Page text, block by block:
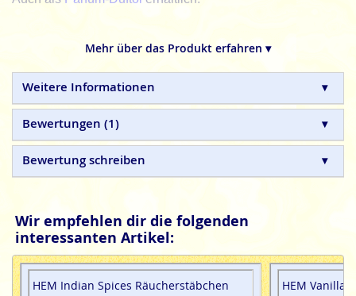
indische Flora Räucherstäbchen sind 100%
ohne tierische, toxische oder petrochemische Zusätze.
Mehr über das Produkt erfahren ▾
Weitere Informationen
Bewertungen 1
Bewertung schreiben
Wir empfehlen dir die folgenden
interessanten Artikel:
HEM Indian Spices Räucherstäbchen HEM Vanilla